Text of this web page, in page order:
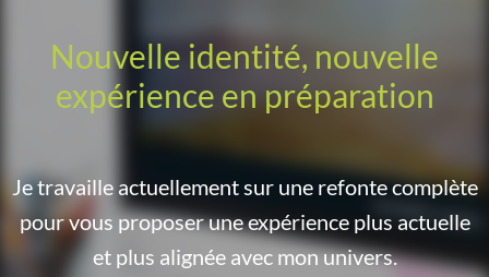
Nouvelle identité, nouvelle
expérience en préparation
Je travaille actuellement sur une refonte complète
pour vous proposer une expérience plus actuelle
et plus alignée avec mon univers.